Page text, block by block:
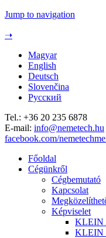
Jump to navigation
➝
Magyar
English
Deutsch
Slovenčina
Русский
Tel.: +36 20 235 6878
E-mail: info@nemetech.hu
facebook.com/
Főoldal
Cégünkről
Cégbemutató
Kapcsolat
Képviselet
KLEIN
KLEIN